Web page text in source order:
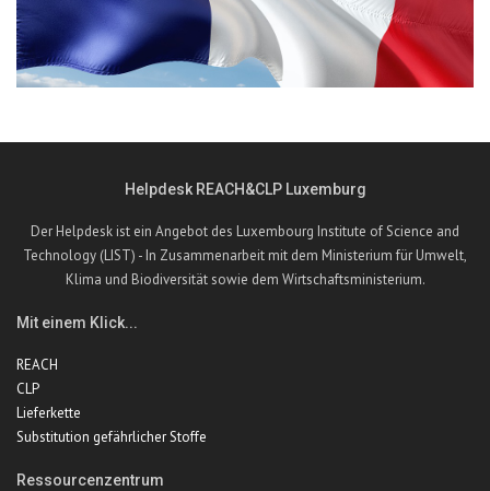
Helpdesk REACH&CLP Luxemburg
Der Helpdesk ist ein Angebot des Luxembourg Institute of Science and
Technology (LIST) - In Zusammenarbeit mit dem Ministerium für Umwelt,
Klima und Biodiversität sowie dem Wirtschaftsministerium.
Mit einem Klick...
REACH
CLP
Lieferkette
Substitution gefährlicher Stoffe
Ressourcenzentrum